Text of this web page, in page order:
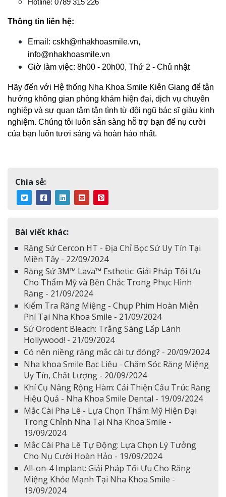
Hotline: 0789 315 226
Thông tin liên hệ:
Email: cskh@nhakhoasmile.vn,
info@nhakhoasmile.vn
Giờ làm việc: 8h00 - 20h00, Thứ 2 - Chủ nhật
Hãy đến với Hệ thống Nha Khoa Smile Kiên Giang để tận
hưởng không gian phòng khám hiện đại, dịch vụ chuyên
nghiệp và sự quan tâm tận tình từ đội ngũ bác sĩ giàu kinh
nghiệm. Chúng tôi luôn sẵn sàng hỗ trợ bạn để nụ cười
của bạn luôn tươi sáng và hoàn hảo nhất.
Chia sẻ:
Bài viết khác:
Răng Sứ Cercon HT - Địa Chỉ Bọc Sứ Uy Tín Tại
Miền Tây - 22/09/2024
Răng Sứ 3M™ Lava™ Esthetic: Giải Pháp Tối Ưu
Cho Thẩm Mỹ và Bền Chắc Trong Phục Hình
Răng - 21/09/2024
Kiểm Tra Răng Miệng - Chụp Phim Hoàn Miễn
Phí Tại Nha Khoa Smile - 21/09/2024
Sứ Orodent Bleach: Trắng Sáng Lấp Lánh
Hollywood! - 21/09/2024
Có nên niềng răng mắc cài tự đóng? - 20/09/2024
Nha khoa Smile Bạc Liêu - Chăm Sóc Răng Miệng
Uy Tín, Chất Lượng - 20/09/2024
Khí Cụ Nâng Rộng Hàm: Cải Thiện Cấu Trúc Răng
Hiệu Quả - Nha Khoa Smile Dental - 19/09/2024
Mắc Cài Pha Lê - Lựa Chọn Thẩm Mỹ Hiện Đại
Trong Chỉnh Nha Tại Nha Khoa Smile -
19/09/2024
Mắc Cài Pha Lê Tự Động: Lựa Chọn Lý Tưởng
Cho Nụ Cười Hoàn Hảo - 19/09/2024
All-on-4 Implant: Giải Pháp Tối Ưu Cho Răng
Miệng Khỏe Mạnh Tại Nha Khoa Smile -
19/09/2024